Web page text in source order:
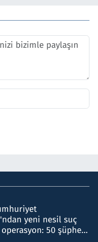
yeni nesil suç
50 şüpheli